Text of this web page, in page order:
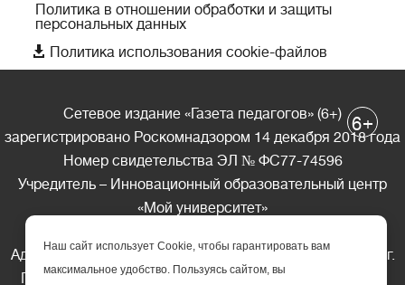
Политика в отношении обработки и защиты
персональных данных
 Политика использования cookie-файлов
Сетевое издание «Газета педагогов» (6+)
зарегистрировано Роскомнадзором 14 декабря 2018 года
Номер свидетельства ЭЛ № ФС77-74596
Учредитель – Инновационный образовательный центр
«Мой университет»
Адрес редакции: 185035 Россия, Республика Карелия, г.
Петрозаводск, ул. Фридриха Энгельса д.10, офис 211
6+
Наш сайт использует Cookie, чтобы гарантировать вам
максимальное удобство. Пользуясь сайтом, вы